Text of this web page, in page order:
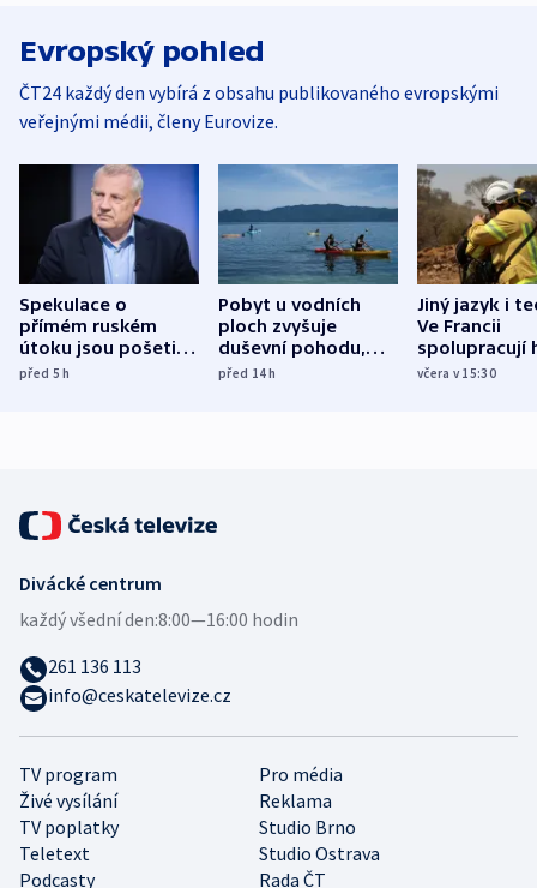
Evropský pohled
ČT24 každý den vybírá z obsahu publikovaného evropskými
veřejnými médii, členy Eurovize.
Spekulace o
přímém ruském
útoku jsou pošetilé,
míní estonský
před 5h
Pobyt u vodních
ploch zvyšuje
duševní pohodu,
ukázala
před 14h
Jiný jazyk i
Ve Francii
spolupracují
různých zemí
včera v 15:30
TV program
Pro média
Živé vysílání
Reklama
TV poplatky
Studio Brno
Teletext
Studio Ostrava
Podcasty
Rada ČT
Divácké centrum
každý všední den:8:00—16:00 hodin
261 136 113
info@ceskatelevize.cz